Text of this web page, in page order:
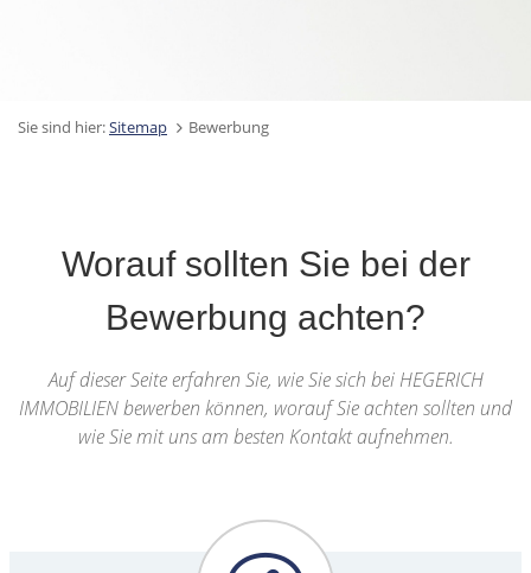
Sie sind hier:Sitemap Bewerbung
Worauf sollten Sie bei der
Bewerbung achten?
Auf dieser Seite erfahren Sie, wie Sie sich bei HEGERICH
IMMOBILIEN bewerben können, worauf Sie achten sollten und
wie Sie mit uns am besten Kontakt aufnehmen.